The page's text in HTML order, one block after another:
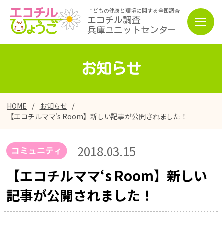
子どもの健康と環境に関する全国調査
エコチル調査
兵庫ユニットセンター
お知らせ
HOME
お知らせ
【エコチルママ‘s Room】新しい記事が公開されました！
【エコチルママ‘s Room】新しい
記事が公開されました！
2018.03.15